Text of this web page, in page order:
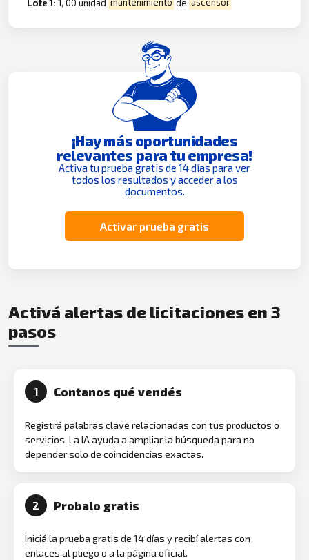
Lote 1:1, 00 unidad mantenimiento de ascensor
¡Hay más oportunidades
relevantes para tu empresa!
Activa tu prueba gratis de 14 días para ver
todos los resultados y acceder a los
documentos.
Activar prueba gratis
Activá alertas de licitaciones en 3
pasos
1 Contanos qué vendés
Registrá palabras clave relacionadas con tus productos o
servicios. La IA ayuda a ampliar la búsqueda para no
depender solo de coincidencias exactas.
2 Probalo gratis
Iniciá la prueba gratis de 14 días y recibí alertas con
enlaces al pliego o a la página oficial.